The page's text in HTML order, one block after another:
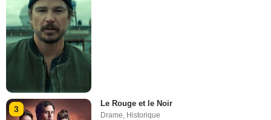
3
Le Rouge et le Noir
Drame, Historique